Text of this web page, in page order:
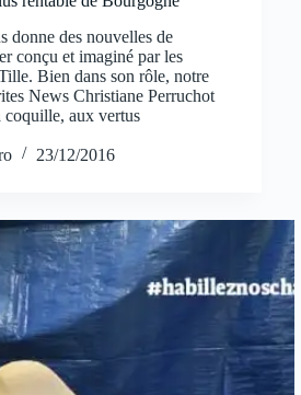
donne des nouvelles de
conçu et imaginé par les
Bien dans son rôle, notre
News Christiane Perruchot
coquille, aux vertus
23/12/2016